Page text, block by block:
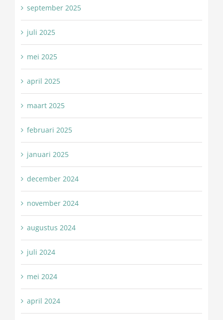
september 2025
juli 2025
mei 2025
april 2025
maart 2025
februari 2025
januari 2025
december 2024
november 2024
augustus 2024
juli 2024
mei 2024
april 2024